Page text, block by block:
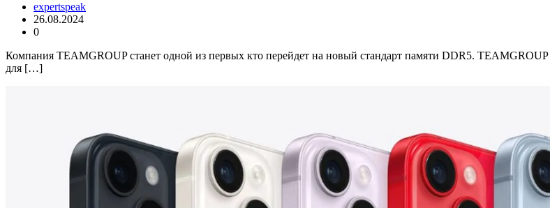
expertspeak
26.08.2024
0
Компания TEAMGROUP станет одной из первых кто перейдет на новый стандарт памяти DDR5.
для […]